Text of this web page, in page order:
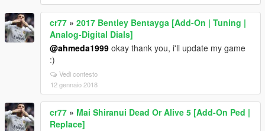
cr77 » 2017 Bentley Bentayga [Add-On | Tuning |
Analog-Digital Dials]
@ahmeda1999 okay thank you, i'll update my game
:)
Vedi contesto
12 gennaio 2018
cr77 » Mai Shiranui Dead Or Alive 5 [Add-On Ped |
Replace]